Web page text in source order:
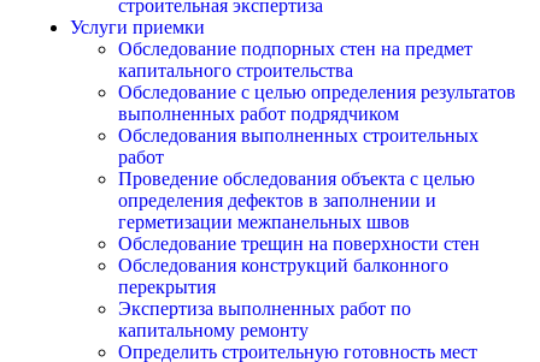
строительная экспертиза
Услуги приемки
Обследование подпорных стен на предмет
капитального строительства
Обследование с целью определения результатов
выполненных работ подрядчиком
Обследования выполненных строительных
работ
Проведение обследования объекта с целью
определения дефектов в заполнении и
герметизации межпанельных швов
Обследование трещин на поверхности стен
Обследования конструкций балконного
перекрытия
Экспертиза выполненных работ по
капитальному ремонту
Определить строительную готовность мест